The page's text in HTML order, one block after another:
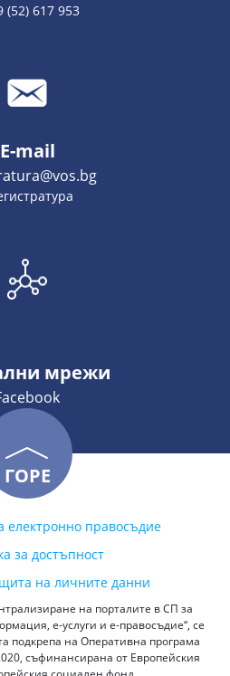
(52) 617 953
E-mail
мрежи
ГОРЕ
електронно правосъдие
за достъпност
на личните данни
на порталите в СП за
е-услуги и е-правосъдие“, се
подкрепа на Оперативна програма
съфинансирана от Европейския